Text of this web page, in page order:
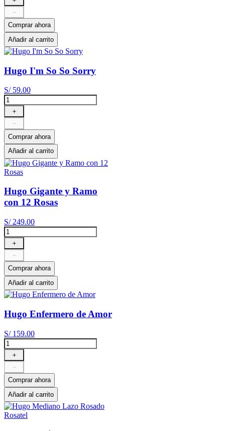
－
Comprar ahora
Añadir al carrito
Hugo I'm So So Sorry
S/ 59.00
＋
－
Comprar ahora
Añadir al carrito
Hugo Gigante y Ramo
con 12 Rosas
S/ 249.00
＋
－
Comprar ahora
Añadir al carrito
Hugo Enfermero de Amor
S/ 159.00
＋
－
Comprar ahora
Añadir al carrito